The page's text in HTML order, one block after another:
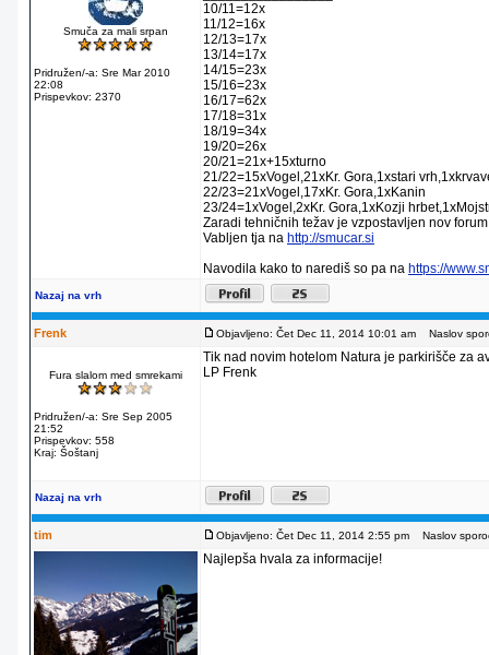
Smuča za mali srpan
Pridružen/-a: Sre Mar 2010
22:08
Prispevkov: 2370
10/11=12x
11/12=16x
12/13=17x
13/14=17x
14/15=23x
15/16=23x
16/17=62x
17/18=31x
18/19=34x
19/20=26x
20/21=21x+15xturno
21/22=15xVogel,21xKr. Gora,1xstari
22/23=21xVogel,17xKr. Gora,1xKanin
23/24=1xVogel,2xKr. Gora,1xKozji
Zaradi tehničnih težav je vzpostavljen nov
Vabljen tja na http://smucar.si
Navodila kako to narediš so pa na https://
Nazaj na vrh
Frenk Objavljeno: Čet Dec 11, 2014 10:01 am Naslov
Fura slalom med smrekami
Pridružen/-a: Sre Sep 2005
21:52
Prispevkov: 558
Kraj: Šoštanj
Tik nad novim hotelom Natura je parkirišče za
LP Frenk
Nazaj na vrh
tim Objavljeno: Čet Dec 11, 2014 2:55 pm Naslov
Najlepša hvala za informacije!